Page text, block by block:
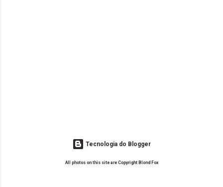
Tecnologia do Blogger
All photos on this site are Copyright Blond Fox